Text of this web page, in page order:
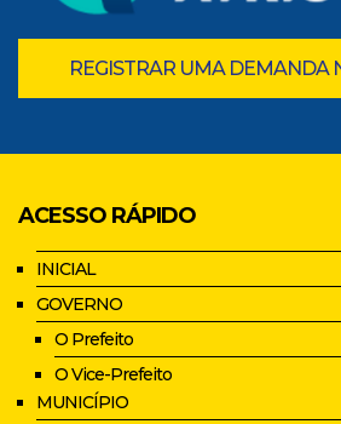
REGISTRAR UMA DEMANDA
ACESSO RÁPIDO
INICIAL
GOVERNO
O Prefeito
O Vice-Prefeito
MUNICÍPIO